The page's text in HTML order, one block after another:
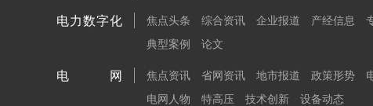
电力数字化 焦点头条 综合资讯 企业报道 产经信息
典型案例
论文
电网 焦点资讯 省网资讯 地市报道 政策形势
电网人物
特高压 技术创新 设备动态